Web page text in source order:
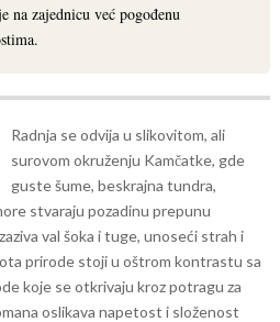
na zajednicu već pogođenu
Radnja se odvija u slikovitom, ali
surovom okruženju Kamčatke, gde
guste šume, beskrajna tundra,
stvaraju pozadinu prepunu
val šoka i tuge, unoseći strah i
prirode stoji u oštrom kontrastu sa
koje se otkrivaju kroz potragu za
oslikava napetost i složenost